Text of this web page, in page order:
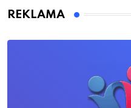
REKLAMA